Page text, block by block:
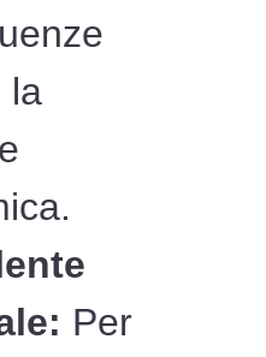
la
Per